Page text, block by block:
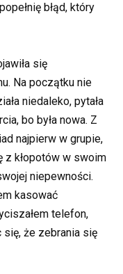
błąd, który
się
Na początku nie
niedaleko, pytała
bo była nowa. Z
najpierw w grupie,
z kłopotów w swoim
niepewności.
kasować
telefon,
się, że zebrania się